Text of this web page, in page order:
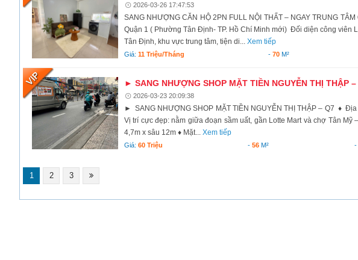
2026-03-26 17:47:53
SANG NHƯỢNG CĂN HỘ 2PN FULL NỘI THẤT – NGAY TRUNG
Quận 1 ( Phường Tân Định- TP. Hồ Chí Minh mới) Đối diện công viên
Tân Định, khu vực trung tâm, tiện di... Xem tiếp
Giá: 11 Triệu/tháng - 70M²
► SANG NHƯỢNG SHOP MẶT TIỀN NGUYỄN THỊ THẬP –
2026-03-23 20:09:38
► SANG NHƯỢNG SHOP MẶT TIỀN NGUYỄN THỊ THẬP – Q7 ♦
Vị trí cực đẹp: nằm giữa đoạn sầm uất, gần Lotte Mart và chợ Tân
4,7m x sâu 12m ♦ Mặt... Xem tiếp
Giá: 60 Triệu -56 M² -
1 2 3